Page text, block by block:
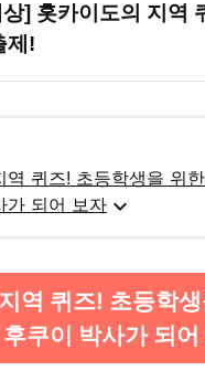
] 홋카이도의 지역
제!
역 퀴즈! 초등학생을 위
가 되어 보자 expand_more
역 퀴즈! 초등학
쿠이 박사가 되